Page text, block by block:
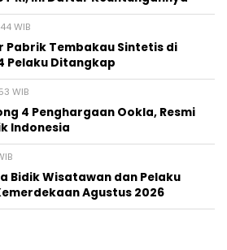
WIB
Pabrik Tembakau Sintetis di
Pelaku Ditangkap
WIB
4 Penghargaan Ookla, Resmi
Indonesia
Bidik Wisatawan dan Pelaku
Agustus 2026